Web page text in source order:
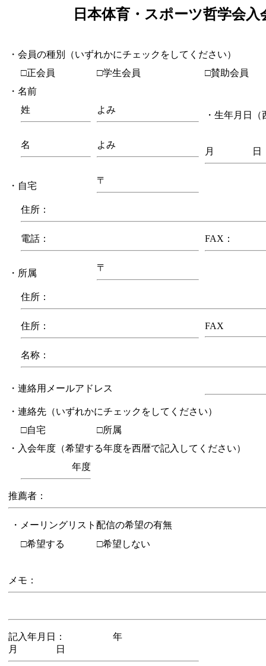
日本体育・スポーツ哲学会入
・会員の種別（いずれかにチェックをしてください）
□正会員
□学生会員
□賛助会員
・名前
姓
よみ
・生年月日（
名 よみ
月 日
・自宅
〒
住所：
電話： FAX：
・所属
〒
住所：
住所： FAX
名称：
・連絡用メールアドレス
・連絡先（いずれかにチェックをしてください）
□自宅
□所属
・入会年度（希望する年度を西暦で記入してください）
年度
推薦者：
・メーリングリスト配信の希望の有無
□希望する
□希望しない
メモ：
記入年月日： 年
月 日